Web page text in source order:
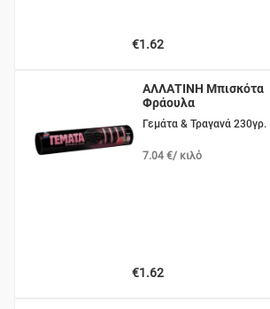
€1.62
ΑΛΛΑΤΙΝΗ Μπισκότα
Φράουλα
Γεμάτα & Τραγανά 230γρ.
7.04 €/ κιλό
€1.62